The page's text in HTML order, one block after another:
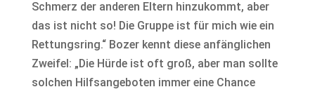
Schmerz der anderen Eltern hinzukommt, aber
das ist nicht so! Die Gruppe ist für mich wie ein
Rettungsring.“ Bozer kennt diese anfänglichen
Zweifel: „Die Hürde ist oft groß, aber man sollte
solchen Hilfsangeboten immer eine Chance